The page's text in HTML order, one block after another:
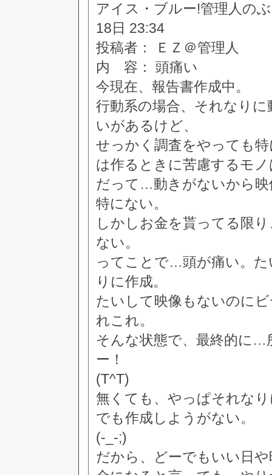
アイス・ブルー!管理人の
18日 23:34
投稿者： ＥＺ＠管理人
内 容： 頭痛い
今現在、報告書作成中。
行動系の場合、それなり
いがあるけど、
せっかく調査をやっても
は作るときに苦慮するモ
だって…動きがないから
特にない。
しかしお金を貰ってる限
ない。
ってことで…頭が痛い。
りに作成。
たいして映像もないのに
れこれ。
そんな状態で、最終的に
ー！
(T^T)
無くても、やっぱそれな
でも作成しようがない。
(-_-;)
だから、どーでもいい日